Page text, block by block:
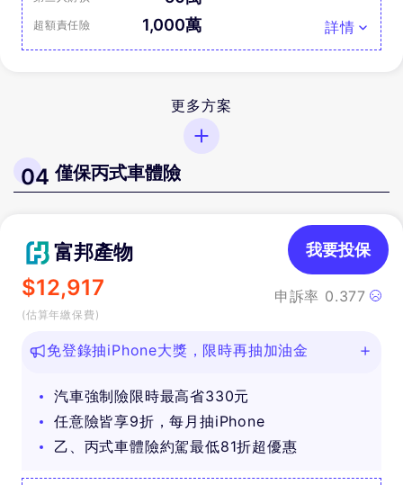
超額責任險 1,000萬 詳情
更多方案
04 僅保丙式車體險
富邦產物
$12,917
(估算年繳保費)
申訴率 0.377
我要投保
免登錄抽iPhone大獎，限時再抽加油金
汽車強制險限時最高省330元
任意險皆享9折，每月抽iPhone
乙、丙式車體險約駕最低81折超優惠